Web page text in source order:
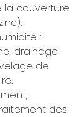
couverture
:
drainage
de
des